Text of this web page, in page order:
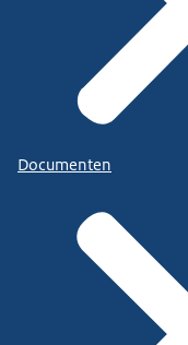
Documenten